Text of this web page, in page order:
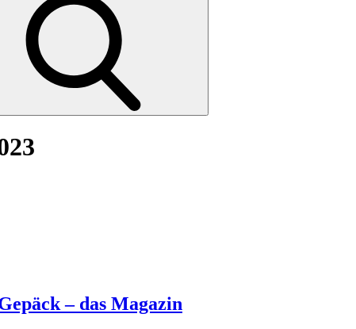
– das Magazin